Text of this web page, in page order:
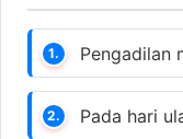
1. Pengadilan
2. Pada hari